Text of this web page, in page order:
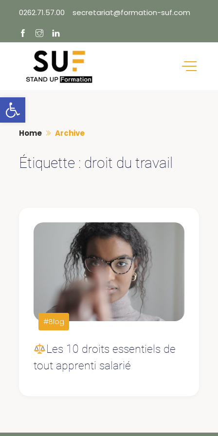
Ouvrir la barre d’outils
content
0262.71.57.00 secretariat@formation-suf.com
Home Archive
Étiquette : droit du travail
#Blog
Les 10 droits essentiels de
tout apprenti salarié